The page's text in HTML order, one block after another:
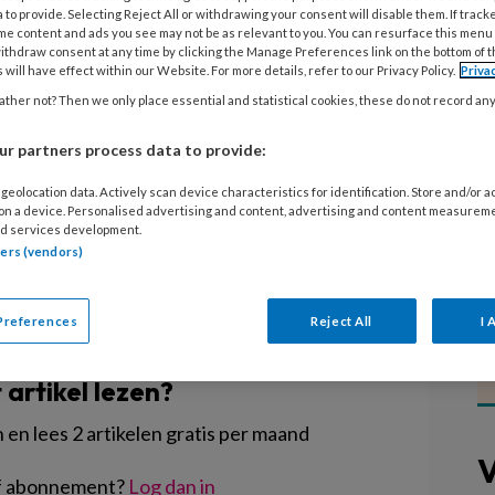
geweld in de kinderopvang is
direct dat er vaker fysiek geweld
en beter melding van wordt
62 meldingen over
55 (2019) en 40 (2020)
Bekijk alle cijfers.
lezen?
lees 2 artikelen gratis per maand
Log dan in
to provide. Selecting Reject All or withdrawing your consent will disable them. If
content and ads you see may not be as relevant to you. You can resurface this
consent at any time by clicking the Manage Preferences link on the bottom of
will have effect within our Website. For more details, refer to our Privacy Policy.
not? Then we only place essential and statistical cookies, these do not record
partners process data to provide:
data. Actively scan device characteristics for identification. Store and/or
a device. Personalised advertising and content, advertising and content
services development.
(vendors)
Reject All I